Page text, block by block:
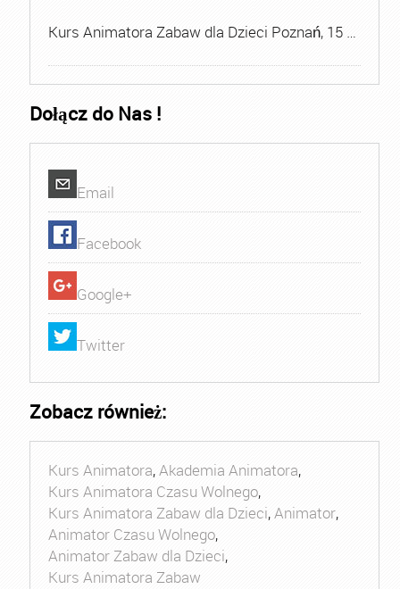
Kurs Animatora Zabaw dla Dzieci Poznań, 15 …
Dołącz do Nas !
Email
Facebook
Google+
Twitter
Zobacz również:
Kurs Animatora,Akademia Animatora,
Kurs Animatora Czasu Wolnego,
Kurs Animatora Zabaw dla Dzieci,Animator,
Animator Czasu Wolnego,
Animator Zabaw dla Dzieci,
Kurs Animatora Zabaw